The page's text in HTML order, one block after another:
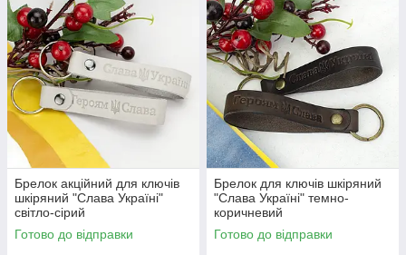
Брелок акційний для ключів
шкіряний "Слава Україні"
світло-сірий
Готово до відправки
Брелок для ключів шкіряний
"Слава Україні" темно-
коричневий
Готово до відправки